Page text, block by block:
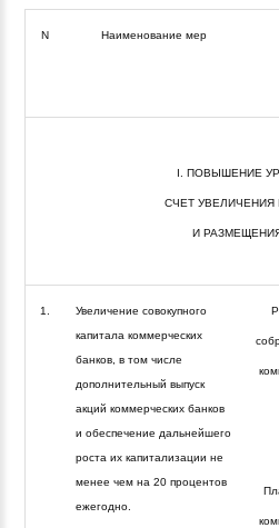
N Наименование мер
I. ПОВЫШЕНИЕ
СЧЕТ УВЕЛИЧЕНИЯ
И
1.
Увеличение совокупного
капитала коммерческих
банков, в том числе
дополнительный выпуск
акций коммерческих банков
и обеспечение дальнейшего
роста их капитализации не
менее чем на 20 процентов
ежегодно.